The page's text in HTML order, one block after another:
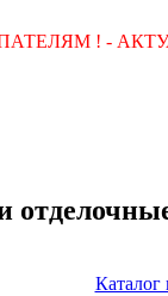
! -
Каталог